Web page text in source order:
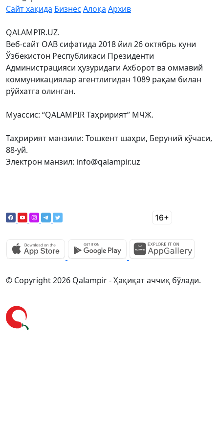
Сайт хақида Бизнес Алоқа Архив
QALAMPIR.UZ.
Веб-сайт ОАВ сифатида 2018 йил 26 октябрь куни
Ўзбекистон Республикаси Президенти
Администрацияси ҳузуридаги Ахборот ва оммавий
коммуникациялар агентлигидан 1089 рақам билан
рўйхатга олинган.
Муассис: “QALAMPIR Таҳририят” МЧЖ.
Таҳририят манзили: Тошкент шаҳри, Беруний кўчаси,
88-уй.
Электрон манзил: info@qalampir.uz
© Copyright 2026 Qalampir - Ҳақиқат аччиқ бўлади.